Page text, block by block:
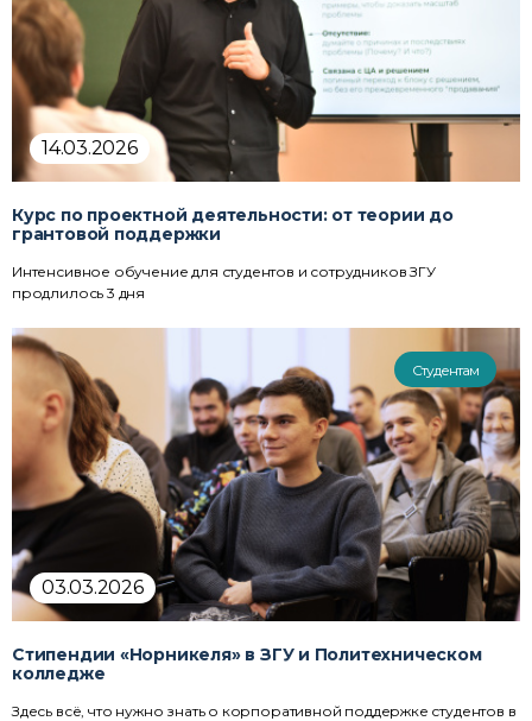
14.03.2026
Курс по проектной деятельности: от теории до
грантовой поддержки
Интенсивное обучение для студентов и сотрудников ЗГУ
продлилось 3 дня
Студентам
03.03.2026
Стипендии «Норникеля» в ЗГУ и Политехническом
колледже
Здесь всё, что нужно знать о корпоративной поддержке студентов в